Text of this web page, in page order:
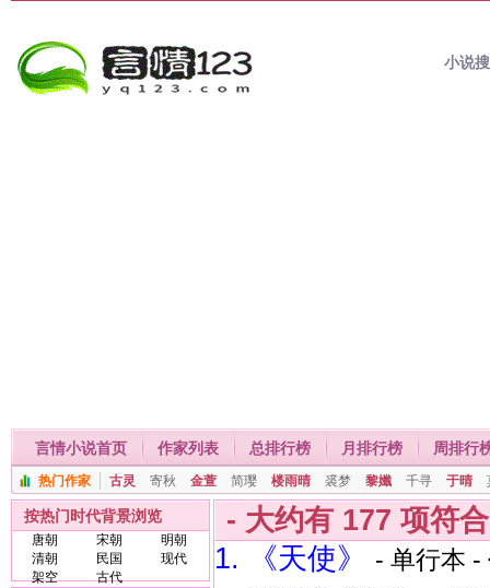
小说
言情小说首页 作家列表 总排行榜 月排行榜 周排行
热门作家 古灵 寄秋 金萱 简璎 楼雨晴 裘梦 黎孅 千寻 于晴
按热门时代背景浏览
唐朝 宋朝
明朝
清朝
民国
现代
架空
古代
- 大约有 177 项符
1. 《天使》
- 单行本